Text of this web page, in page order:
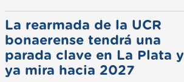
La rearmada de la UCR
bonaerense tendrá una
parada clave en La Plata y
ya mira hacia 2027